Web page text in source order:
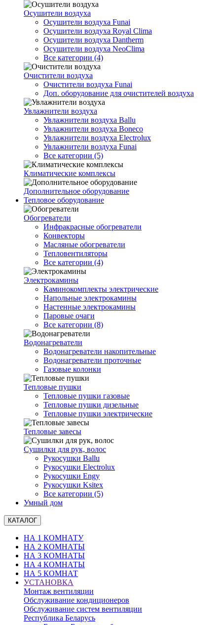
Осушители воздуха
Осушители воздуха Funai
Осушители воздуха Royal Clima
Осушители воздуха Dantherm
Осушители воздуха NeoClima
Все категории (4)
Очистители воздуха
Очистители воздуха Funai
Доп. оборудование для очистителей воздуха
Увлажнители воздуха
Увлажнители воздуха Ballu
Увлажнители воздуха Boneco
Увлажнители воздуха Electrolux
Увлажнители воздуха Funai
Все категории (5)
Климатические комплексы
Дополнительное оборудование
Тепловое оборудование
Обогреватели
Инфракрасные обогреватели
Конвекторы
Масляные обогреватели
Тепловентиляторы
Все категории (4)
Электрокамины
Каминокомплекты электрические
Напольные электрокамины
Настенные электрокамины
Паровые очаги
Все категории (8)
Водонагреватели
Водонагреватели накопительные
Водонагреватели проточные
Газовые колонки
Тепловые пушки
Тепловые пушки газовые
Тепловые пушки дизельные
Тепловые пушки электрические
Тепловые завесы
Сушилки для рук, волоc
Рукосушки Ballu
Рукосушки Electrolux
Рукосушки Engy
Рукосушки Ksitex
Все категории (5)
Умный дом
КАТАЛОГ
НА 1 КОМНАТУ
НА 2 КОМНАТЫ
НА 3 КОМНАТЫ
НА 4 КОМНАТЫ
НА 5 КОМНАТ
УСТАНОВКА
Монтаж вентиляции
Обслуживание кондиционеров
Обслуживание систем вентиляции
Республика Беларусь